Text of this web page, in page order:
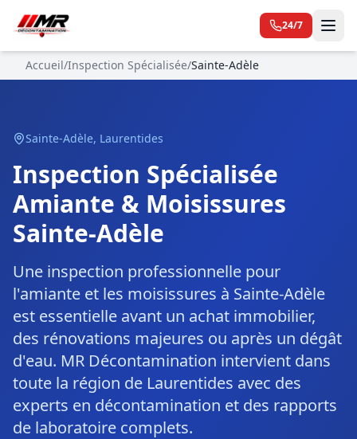
24/7
Accueil/Inspection Spécialisée/Sainte-Adèle
Sainte-Adèle, Laurentides
Inspection Spécialisée
Amiante & Moisissures
Sainte-Adèle
Une inspection professionnelle pour
l'amiante et les moisissures à Sainte-Adèle
est essentielle avant un achat immobilier,
des rénovations majeures ou après un dégât
d'eau. MR Décontamination intervient dans
toute la région de Laurentides avec des
experts en décontamination et des rapports
de laboratoire complets.